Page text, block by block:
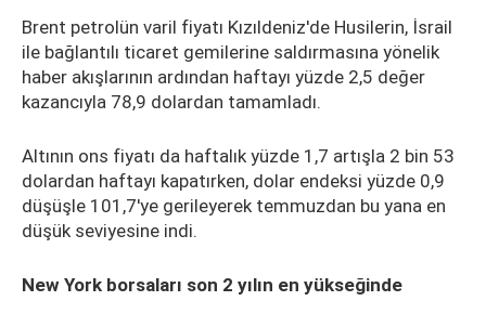
Brent petrolün varil fiyatı Kızıldeniz'de Husilerin, İsrail
ile bağlantılı ticaret gemilerine saldırmasına yönelik
haber akışlarının ardından haftayı yüzde 2,5 değer
kazancıyla 78,9 dolardan tamamladı.
Altının ons fiyatı da haftalık yüzde 1,7 artışla 2 bin 53
dolardan haftayı kapatırken, dolar endeksi yüzde 0,9
düşüşle 101,7'ye gerileyerek temmuzdan bu yana en
düşük seviyesine indi.
New York borsaları son 2 yılın en yükseğinde